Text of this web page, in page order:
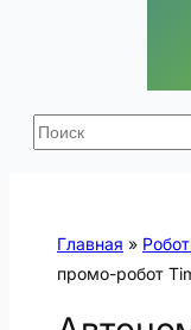
Поиск
Главная »
промо-робот